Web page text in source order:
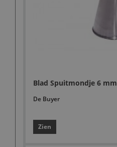
Blad Spuitmondje 6 mm
De Buyer
Zien